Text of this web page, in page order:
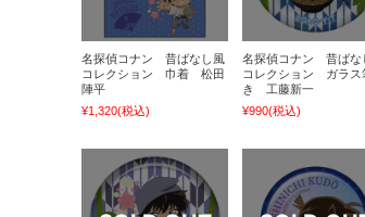
名探偵コナン 昔ばなし風
コレクション 巾着 松田
陣平
¥1,320(税込)
名探偵コナン 昔ばな
コレクション ガラス
き 工藤新一
¥990(税込)